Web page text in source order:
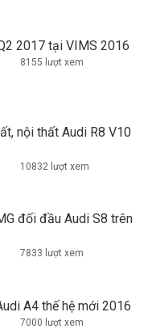
2017 tại VIMS 2016
8155 lượt xem
nội thất Audi R8 V10
10832 lượt xem
đối đầu Audi S8 trên
7833 lượt xem
A4 thế hệ mới 2016
7000 lượt xem